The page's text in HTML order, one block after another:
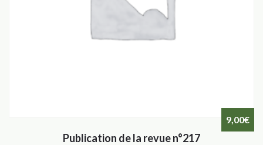
Publication de la revue n°217
9,00€